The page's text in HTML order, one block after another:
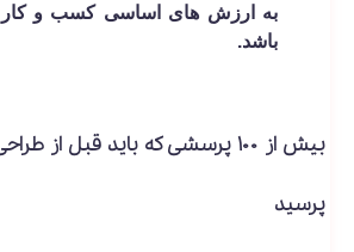
به ارزش های اساسی کسب و کار و
باشد.
بیش از ۱۰۰ پرسشی که باید قبل
پرسید